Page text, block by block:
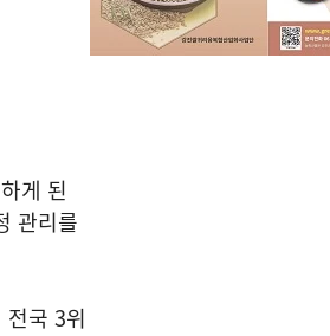
게 된
관리를
전국 3위